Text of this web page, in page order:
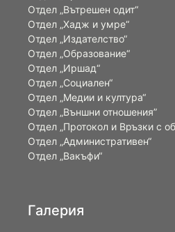
Отдел „Вътрешен одит“
Отдел „Хадж и умре“
Отдел „Издателство“
Отдел „Образование“
Отдел „Иршад“
Отдел „Социален“
Отдел „Медии и култура“
Отдел „Външни отношения”
Oтдел „Протокол и Връзки с
Отдел „Административен“
Отдел „Вакъфи“
Галерия